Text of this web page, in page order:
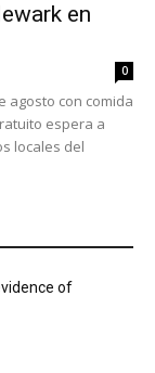
en
0
agosto con comida
espera a
locales del
of